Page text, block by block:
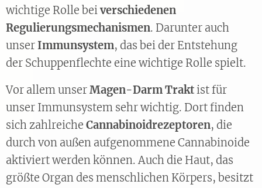
wichtige Rolle beiverschiedenen
Regulierungsmechanismen. Darunter auch
unserImmunsystem, das bei der Entstehung
der Schuppenflechte eine wichtige Rolle spielt.
Vor allem unserMagen-Darm Traktist für
unser Immunsystem sehr wichtig. Dort finden
sich zahlreiche Cannabinoidrezeptoren, die
durch von außen aufgenommene Cannabinoide
aktiviert werden können. Auch die Haut, das
größte Organ des menschlichen Körpers, besitzt